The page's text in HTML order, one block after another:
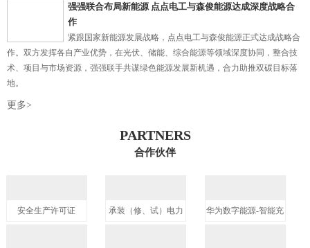
强强联合布局新能源 点点电工与森俊能源达成深度战略合
作
紧跟国家新能源发展战略，点点电工与森俊能源正式达成战略合
作。双方发挥各自产业优势，在光伏、储能、综合能源等领域深度协同，整合技
术、项目与市场资源，强强联手共谋绿色能源发展新机遇，合力助推双碳目标落
地。
更多>
PARTNERS
合作伙伴
安全生产许可证 承装（修、试）电力 华为数字能源-智能充